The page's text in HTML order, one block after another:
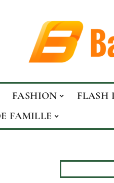
FASHION FLASH
FAMILLE